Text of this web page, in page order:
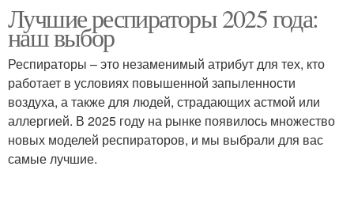
Лучшие респираторы 2025 года:
наш выбор
Респираторы – это незаменимый атрибут для тех, кто
работает в условиях повышенной запыленности
воздуха, а также для людей, страдающих астмой или
аллергией. В 2025 году на рынке появилось множество
новых моделей респираторов, и мы выбрали для вас
самые лучшие.